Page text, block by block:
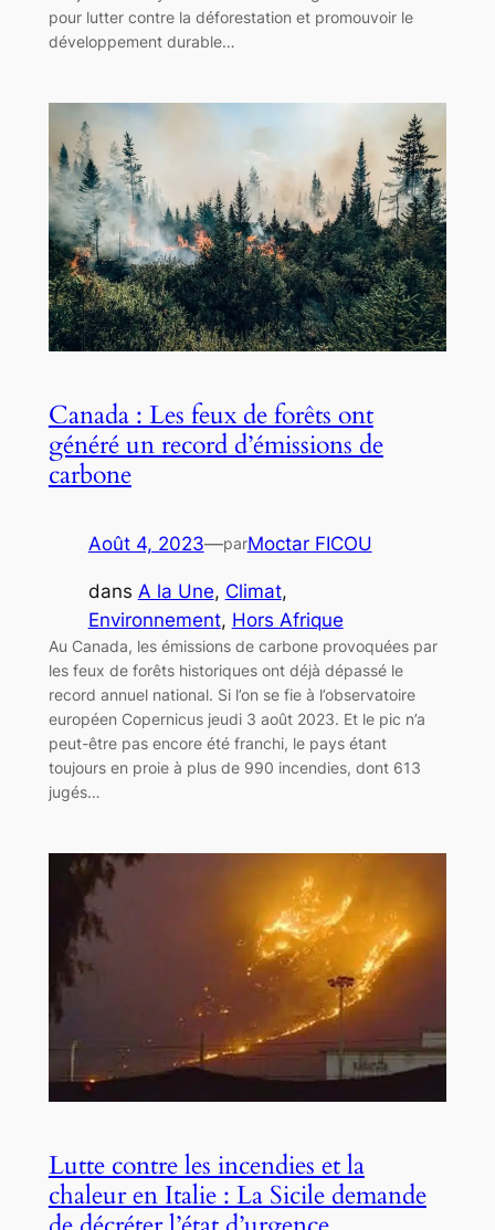
pour lutter contre la déforestation et promouvoir le
développement durable…
Canada : Les feux de forêts ont
généré un record d’émissions de
carbone
Août 4, 2023—parMoctar FICOU
dans A la Une, Climat
Environnement, Hors Afrique
Au Canada, les émissions de carbone provoquées par
les feux de forêts historiques ont déjà dépassé le
record annuel national. Si l’on se fie à l’observatoire
européen Copernicus jeudi 3 août 2023. Et le pic n’a
peut-être pas encore été franchi, le pays étant
toujours en proie à plus de 990 incendies, dont 613
jugés…
Lutte contre les incendies et la
chaleur en Italie : La Sicile demande